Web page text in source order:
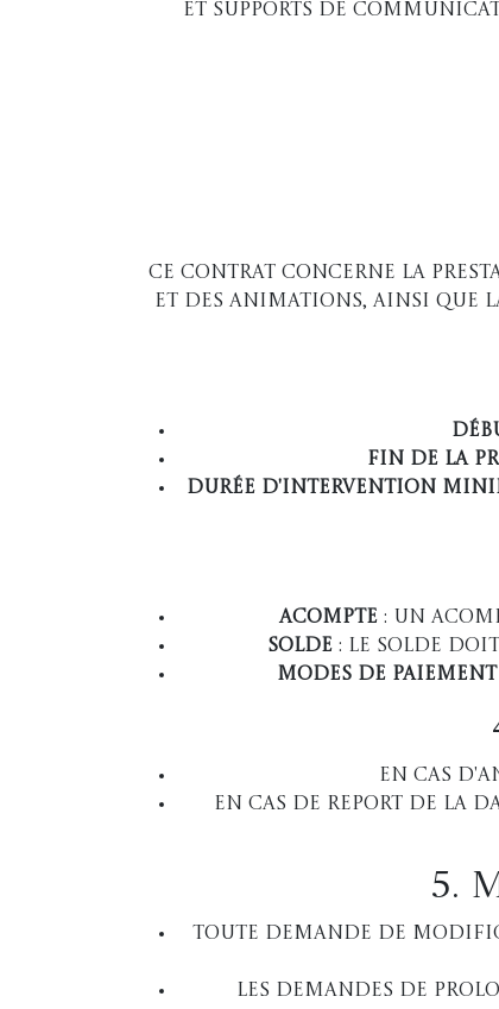
et supports de
Ce contrat concerne la
et des animations, ainsi que
Fin de la
Durée d'intervention
Acompte: Un
Solde: Le solde
Modes de
En cas
En cas de report de la
5.
Toute demande de
Les demandes de